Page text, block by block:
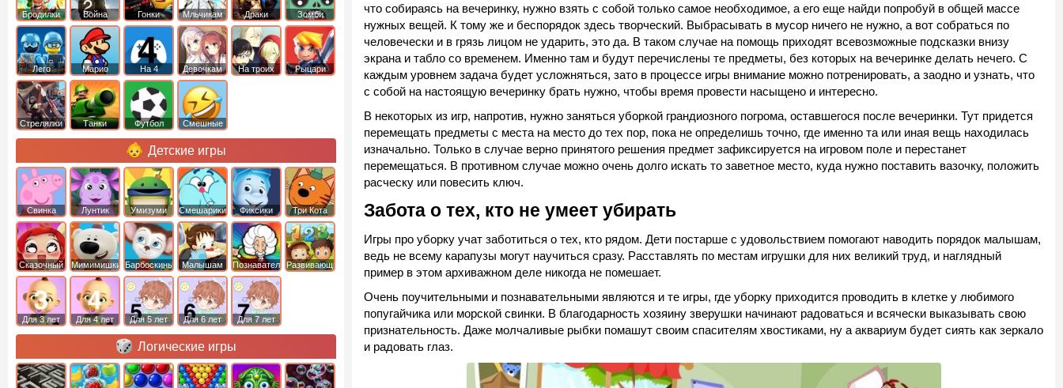
что собираясь на вечеринку, нужно взять с собой только самое необходимое, а его еще найди попробуй в общей массе
нужных вещей. К тому же и беспорядок здесь творческий. Выбрасывать в мусор ничего не нужно, а вот собраться по
человечески и в грязь лицом не ударить, это да. В таком случае на помощь приходят всевозможные подсказки внизу
экрана и табло со временем. Именно там и будут перечислены те предметы, без которых на вечеринке делать нечего. С
каждым уровнем задача будет усложняться, зато в процессе игры внимание можно потренировать, а заодно и узнать, что
с собой на настоящую вечеринку брать нужно, чтобы время провести насыщено и интересно.
В некоторых из игр, напротив, нужно заняться уборкой грандиозного погрома, оставшегося после вечеринки. Тут придется
перемещать предметы с места на место до тех пор, пока не определишь точно, где именно та или иная вещь находилась
изначально. Только в случае верно принятого решения предмет зафиксируется на игровом поле и перестанет
перемещаться. В противном случае можно очень долго искать то заветное место, куда нужно поставить вазочку, положить
расческу или повесить ключ.
Забота о тех, кто не умеет убирать
Игры про уборку учат заботиться о тех, кто рядом. Дети постарше с удовольствием помогают наводить порядок малышам,
ведь не всему карапузы могут научиться сразу. Расставлять по местам игрушки для них великий труд, и наглядный
пример в этом архиважном деле никогда не помешает.
Очень поучительными и познавательными являются и те игры, где уборку приходится проводить в клетке у любимого
попугайчика или морской свинки. В благодарность хозяину зверушки начинают радоваться и всячески выказывать свою
признательность. Даже молчаливые рыбки помашут своим спасителям хвостиками, ну а аквариум будет сиять как зеркало
и радовать глаз.
Бродилки Война Гонки Мльчикам Драки Зомби
Лего Марио На 4 Девочкам На троих Рыцари
Стрелялки Танки Футбол Смешные
Детские игры
Свинка
Пеппа
Лунтик Умизуми Смешарики Фиксики Три Кота
Сказочный
патруль
Мимимишки Барбоскины Малышам ПознавательныеРазвивающие
Для 3 лет Для 4 лет Для 5 лет Для 6 лет Для 7 лет
Логические игры